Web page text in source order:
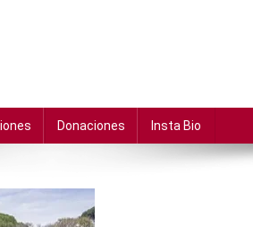
Donaciones Insta Bio